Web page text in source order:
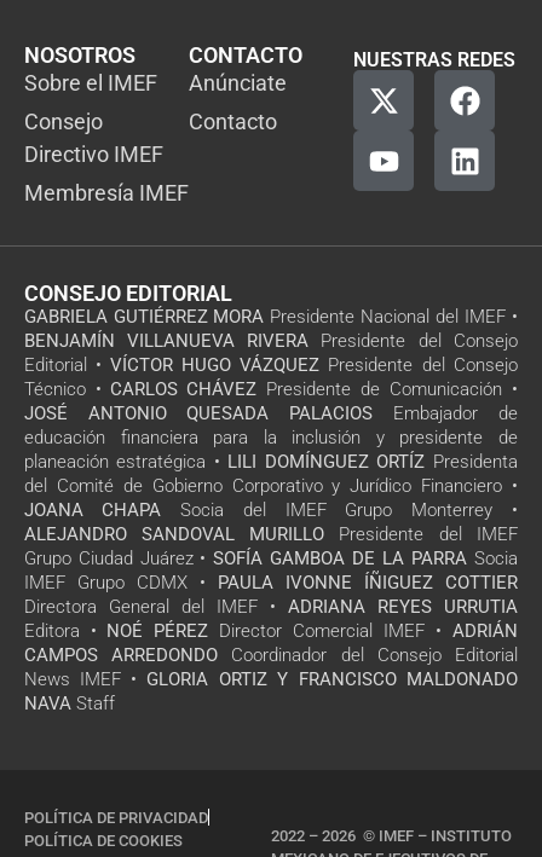
NOSOTROS
Sobre el IMEF
Consejo
Directivo IMEF
Membresía IMEF
CONTACTO
Anúnciate
Contacto
NUESTRAS REDES
CONSEJO EDITORIAL
GABRIELA GUTIÉRREZ MORA Presidente Nacional del IMEF •
BENJAMÍN VILLANUEVA RIVERA Presidente del Consejo
Editorial • VÍCTOR HUGO VÁZQUEZ Presidente del Consejo
Técnico • CARLOS CHÁVEZ Presidente de Comunicación •
JOSÉ ANTONIO QUESADA PALACIOS Embajador de
educación financiera para la inclusión y presidente de
planeación estratégica • LILI DOMÍNGUEZ ORTÍZ Presidenta
del Comité de Gobierno Corporativo y Jurídico Financiero •
JOANA CHAPA Socia del IMEF Grupo Monterrey •
ALEJANDRO SANDOVAL MURILLO Presidente del IMEF
Grupo Ciudad Juárez • SOFÍA GAMBOA DE LA PARRA Socia
IMEF Grupo CDMX • PAULA IVONNE ÍÑIGUEZ COTTIER
Directora General del IMEF • ADRIANA REYES URRUTIA
Editora • NOÉ PÉREZ Director Comercial IMEF • ADRIÁN
CAMPOS ARREDONDO Coordinador del Consejo Editorial
News IMEF • GLORIA ORTIZ Y FRANCISCO MALDONADO
NAVA Staff
2022 – 2026 © IMEF – INSTITUTO
POLÍTICA DE PRIVACIDAD
POLÍTICA DE COOKIES